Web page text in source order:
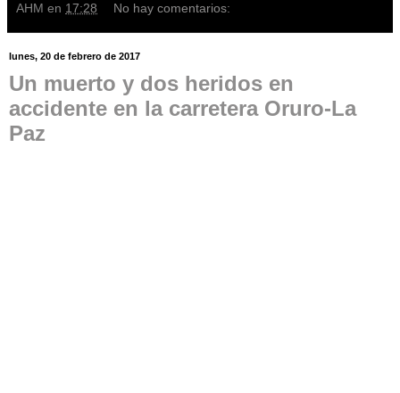
AHM en 17:28 No hay comentarios:
lunes, 20 de febrero de 2017
Un muerto y dos heridos en
accidente en la carretera Oruro-La
Paz